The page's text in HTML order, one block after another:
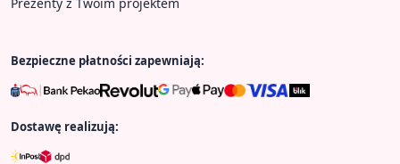
Bezpieczne płatności zapewniają:
Dostawę realizują: